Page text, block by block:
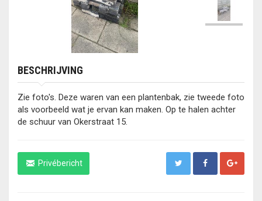
BESCHRIJVING
Zie foto's. Deze waren van een plantenbak, zie tweede foto
als voorbeeld wat je ervan kan maken. Op te halen achter
de schuur van Okerstraat 15.
Privébericht